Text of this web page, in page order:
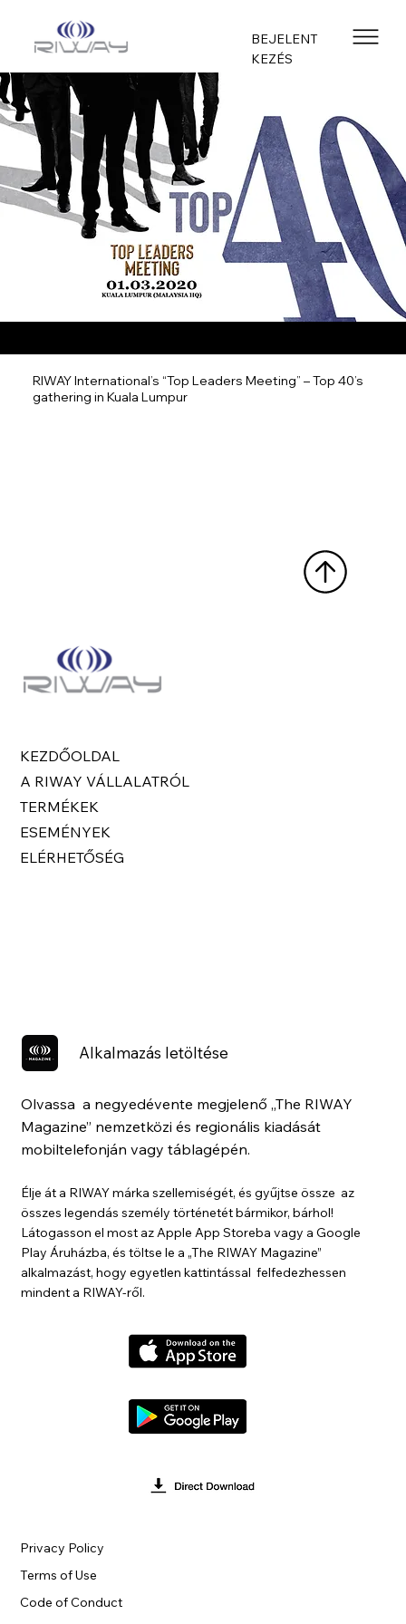
BEJELENT
KEZÉS
RIWAY International’s “Top Leaders Meeting” – Top 40’s
gathering in Kuala Lumpur
KEZDŐOLDAL
A RIWAY VÁLLALATRÓL
TERMÉKEK
ESEMÉNYEK
ELÉRHETŐSÉG
Alkalmazás letöltése
Olvassa a negyedévente megjelenő „The RIWAY
Magazine” nemzetközi és regionális kiadását
mobiltelefonján vagy táblagépén.
Élje át a RIWAY márka szellemiségét, és gyűjtse össze az
összes legendás személy történetét bármikor, bárhol!
Látogasson el most az Apple App Storeba vagy a Google
Play Áruházba, és töltse le a „The RIWAY Magazine”
alkalmazást, hogy egyetlen kattintással felfedezhessen
mindent a RIWAY-ről.
Terms of Use
Privacy Policy
Code of Conduct